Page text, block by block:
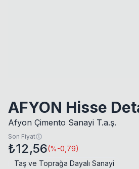
AFYON Hisse
Afyon Çimento Sanayi T.a.ş.
Son Fiyat
₺12,56(%-0,79)
Taş ve Toprağa Dayalı Sanayi